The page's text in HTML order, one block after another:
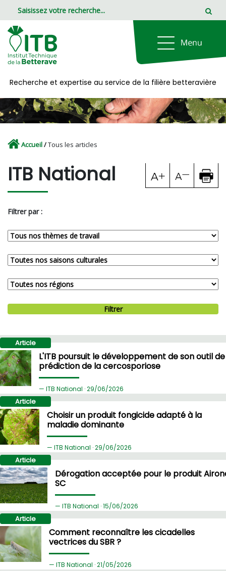
Recherche et expertise au service de la filière betteravière
Accueil/Tous les articles
ITB National
Filtrer par :
Filtrer
Article
L'ITB poursuit le développement de son outil de
prédiction de la cercosporiose
ITB National ·29/06/2026
Article
Choisir un produit fongicide adapté à la
maladie dominante
ITB National ·29/06/2026
Article
Dérogation acceptée pour le produit
SC
ITB National ·15/06/2026
Article
Comment reconnaître les cicadelles
vectrices du SBR ?
ITB National ·21/05/2026
Panneau de gestion des cookies